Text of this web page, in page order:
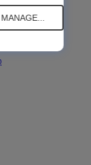
Browser
MANAGE...